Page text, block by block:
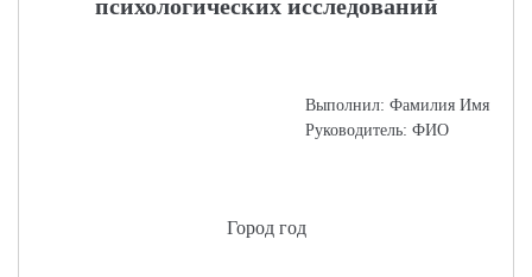
психологических исследований
Выполнил: Фамилия Имя
Руководитель: ФИО
Город год